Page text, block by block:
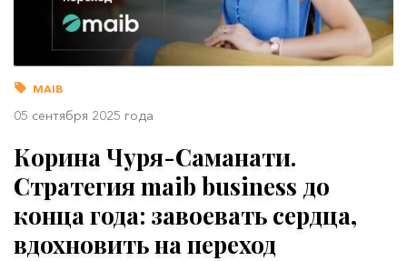
MAIB
05 сентября 2025 года
Корина Чуря-Саманати.
Стратегия maib business до
конца года: завоевать сердца,
вдохновить на переход